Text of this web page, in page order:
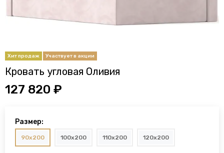
Кровать угловая Оливия
127 820 ₽
Размер:
90x200 100x200 110x200 120x200